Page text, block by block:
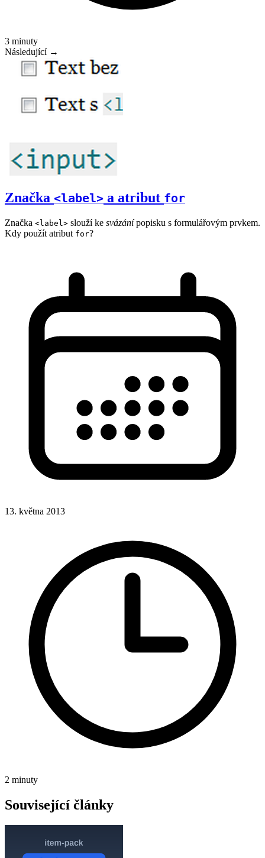
3 minuty
Následující →
Značka <label> a atribut for
Značka <label> slouží ke svázánípopisku s formulářovým prvkem.
Kdy použít atribut for?
13. května 2013
2 minuty
Související články